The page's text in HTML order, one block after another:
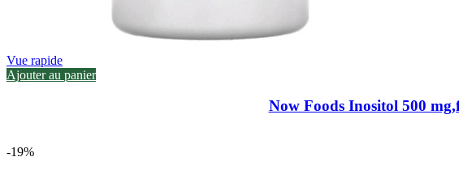
Vue rapide
Ajouter au panier
Now Foods Inositol 500
-19%